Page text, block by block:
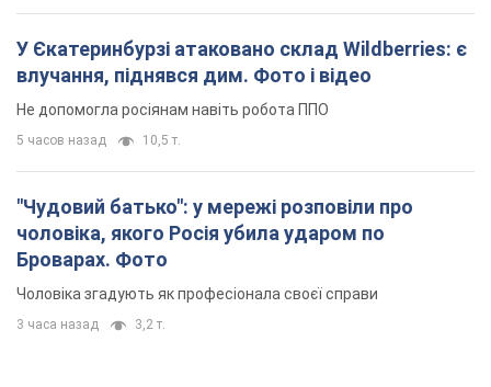
У Єкатеринбурзі атаковано склад Wildberries: є
влучання, піднявся дим. Фото і відео
Не допомогла росіянам навіть робота ППО
5 часов назад 10,5 т.
"Чудовий батько": у мережі розповіли про
чоловіка, якого Росія убила ударом по
Броварах. Фото
Чоловіка згадують як професіонала своєї справи
3 часа назад 3,2 т.